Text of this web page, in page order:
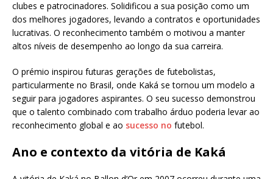
clubes e patrocinadores. Solidificou a sua posição como um
dos melhores jogadores, levando a contratos e oportunidades
lucrativas. O reconhecimento também o motivou a manter
altos níveis de desempenho ao longo da sua carreira.
O prémio inspirou futuras gerações de futebolistas,
particularmente no Brasil, onde Kaká se tornou um modelo a
seguir para jogadores aspirantes. O seu sucesso demonstrou
que o talento combinado com trabalho árduo poderia levar ao
reconhecimento global e ao sucesso no futebol.
Ano e contexto da vitória de Kaká